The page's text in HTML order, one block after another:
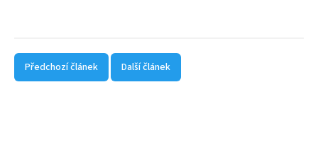
Předchozí článek Další článek